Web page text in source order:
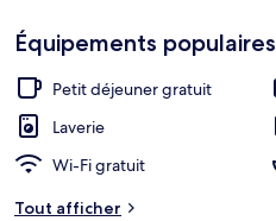
cœur
Équipements populaires
Petit déjeuner gratuit
Laverie
Wi-Fi gratuit
Tout afficher